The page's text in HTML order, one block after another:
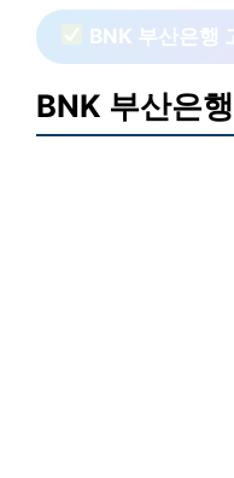
BNK 부산은행
BNK 부산은